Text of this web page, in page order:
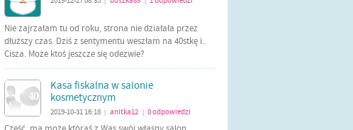
Nie zajrzałam tu od roku, strona nie działała przez
dłuższy czas. Dziś z sentymentu weszłam na 40stkę i..
Cisza. Może ktoś jeszcze się odezwie?
Kasa fiskalna w salonie
kosmetycznym
2019-10-31 16:18 anitka12 0odpowiedzi